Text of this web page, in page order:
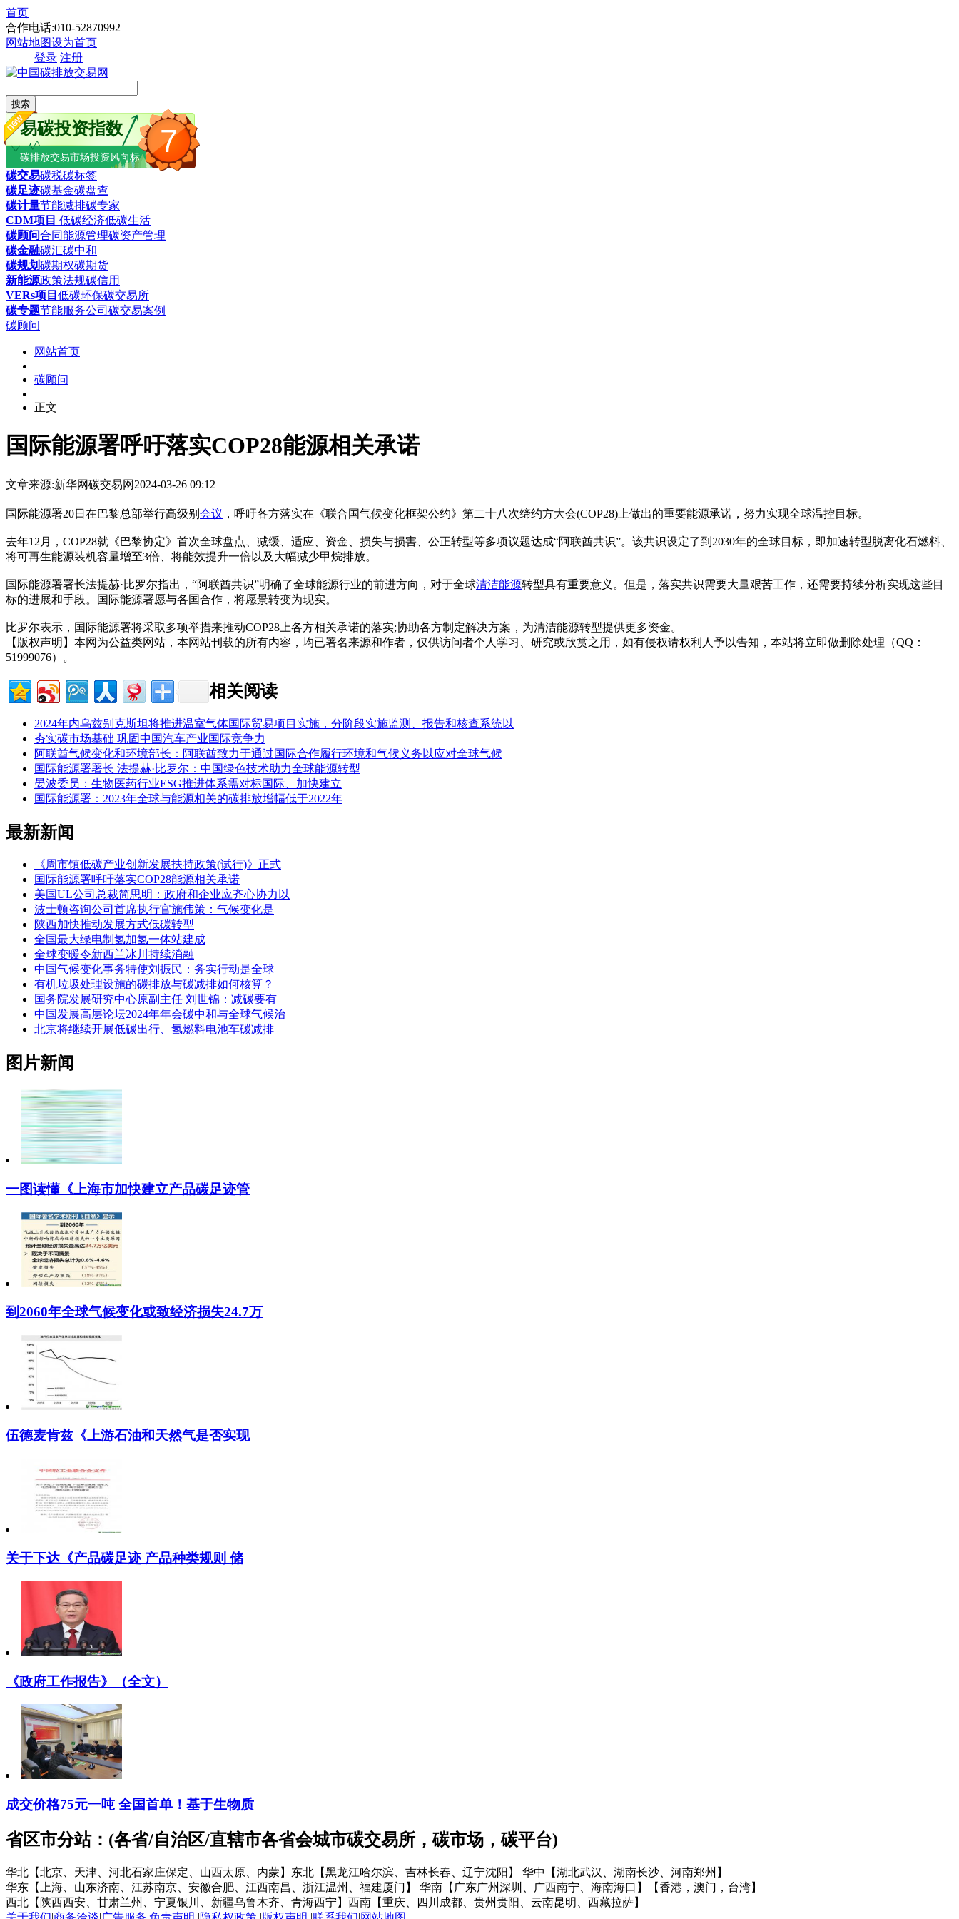
首页
合作电话:010-52870992
网站地图设为首页
登录 注册
搜索
7
易碳投资指数
碳排放交易市场投资风向标
碳交易碳税碳标签
碳足迹碳基金碳盘查
碳计量节能减排碳专家
CDM项目 低碳经济低碳生活
碳顾问合同能源管理碳资产管理
碳金融碳汇碳中和
碳规划碳期权碳期货
新能源政策法规碳信用
VERs项目 低碳环保碳交易所
碳专题节能服务公司 碳交易案例
碳顾问
网站首页
碳顾问
正文
国际能源署呼吁落实COP28能源相关承诺
文章来源:新华网碳交易网 2024-03-26 09:12
国际能源署20日在巴黎总部举行高级别 会议 ，呼吁各方落实在《联合国气候变化框架公约》第二十八次缔约方大会(COP28)上做出的重要能源承诺，努力实现全球温控目标。
去年12月，COP28就《巴黎协定》首次全球盘点、减缓、适应、资金、损失与损害、公正转型等多项议题达成“阿联酋共识”。该共识设定了到2030年的全球目标，即加速转型脱离化石燃料、
将可再生能源装机容量增至3倍、将能效提升一倍以及大幅减少甲烷排放。
国际能源署署长法提赫·比罗尔指出，“阿联酋共识”明确了全球能源行业的前进方向，对于全球清洁能源转型具有重要意义。但是，落实共识需要大量艰苦工作，还需要持续分析实现这些目
标的进展和手段。国际能源署愿与各国合作，将愿景转变为现实。
比罗尔表示，国际能源署将采取多项举措来推动COP28上各方相关承诺的落实;协助各方制定解决方案，为清洁能源转型提供更多资金。
【版权声明】本网为公益类网站，本网站刊载的所有内容，均已署名来源和作者，仅供访问者个人学习、研究或欣赏之用，如有侵权请权利人予以告知，本站将立即做删除处理（QQ：
51999076）。
相关阅读
2024年内乌兹别克斯坦将推进温室气体国际贸易项目实施，分阶段实施监测、报告和核查系统以
夯实碳市场基础 巩固中国汽车产业国际竞争力
阿联酋气候变化和环境部长：阿联酋致力于通过国际合作履行环境和气候义务以应对全球气候
国际能源署署长 法提赫·比罗尔：中国绿色技术助力全球能源转型
晏波委员：生物医药行业ESG推进体系需对标国际、加快建立
国际能源署：2023年全球与能源相关的碳排放增幅低于2022年
最新新闻
《周市镇低碳产业创新发展扶持政策(试行)》正式
国际能源署呼吁落实COP28能源相关承诺
美国UL公司总裁简思明：政府和企业应齐心协力以
波士顿咨询公司首席执行官施伟策：气候变化是
陕西加快推动发展方式低碳转型
全国最大绿电制氢加氢一体站建成
全球变暖令新西兰冰川持续消融
中国气候变化事务特使刘振民：务实行动是全球
有机垃圾处理设施的碳排放与碳减排如何核算？
国务院发展研究中心原副主任 刘世锦：减碳要有
中国发展高层论坛2024年年会碳中和与全球气候治
北京将继续开展低碳出行、氢燃料电池车碳减排
图片新闻
一图读懂《上海市加快建立产品碳足迹管
到2060年全球气候变化或致经济损失24.7万
伍德麦肯兹《上游石油和天然气是否实现
关于下达《产品碳足迹 产品种类规则 储
《政府工作报告》（全文）
成交价格75元一吨 全国首单！基于生物质
省区市分站：(各省/自治区/直辖市各省会城市碳交易所，碳市场，碳平台)
华北【北京、天津、河北石家庄保定、山西太原、内蒙】 东北【黑龙江哈尔滨、吉林长春、辽宁沈阳】
华中【湖北武汉、湖南长沙、河南郑州】
华东【上海、山东济南、江苏南京、安徽合肥、江西南昌、浙江温州、福建厦门】
华南【广东广州深圳、广西南宁、海南海口】
【香港，澳门，台湾】
西北【陕西西安、甘肃兰州、宁夏银川、新疆乌鲁木齐、青海西宁】 西南【重庆、四川成都、贵州贵阳、云南昆明、西藏拉萨】